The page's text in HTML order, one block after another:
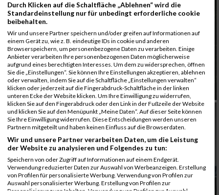
Durch Klicken auf die Schaltfläche „Ablehnen“ wird die
Standardeinstellung nur für unbedingt erforderliche cookie
beibehalten.
Wir und unsere Partner speichern und/oder greifen auf Informationen auf
einem Gerät zu, wie z. B. eindeutige IDs in cookie und anderen
Browserspeichern, um personenbezogene Daten zu verarbeiten. Einige
Anbieter verarbeiten Ihre personenbezogenen Daten möglicherweise
aufgrund eines berechtigten Interesses. Um dem zu widersprechen, öffnen
Sie die „Einstellungen“. Sie können Ihre Einstellungen akzeptieren, ablehnen
oder verwalten, indem Sie auf die Schaltfläche „Einstellungen verwalten“
klicken oder jederzeit auf die Fingerabdruck-Schaltfläche in der linken
unteren Ecke der Website klicken. Um Ihre Einwilligung zu widerrufen,
klicken Sie auf den Fingerabdruck oder den Link in der Fußzeile der Website
und klicken Sie auf den Menüpunkt „Meine Daten“. Auf dieser Seite können
Sie Ihre Einwilligung widerrufen. Diese Entscheidungen werden unseren
Partnern mitgeteilt und haben keinen Einfluss auf die Browserdaten.
Wir und unsere Partner verarbeiten Daten, um die Leistung
der Website zu analysieren und Folgendes zu tun:
Speichern von oder Zugriff auf Informationen auf einem Endgerät.
Verwendung reduzierter Daten zur Auswahl von Werbeanzeigen. Erstellung
von Profilen für personalisierte Werbung. Verwendung von Profilen zur
Auswahl personalisierter Werbung. Erstellung von Profilen zur
Personalisierung von Inhalten. Verwendung von Profilen zur Auswahl